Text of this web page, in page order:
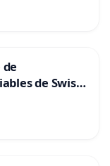
de Swiss